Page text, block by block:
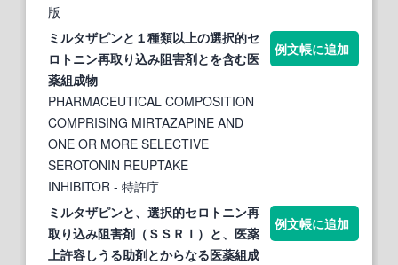
版
ミルタザピンと１種類以上の選択的セ
ロトニン再取り込み阻害剤とを含む医
薬組成物
PHARMACEUTICAL COMPOSITION
COMPRISING MIRTAZAPINE AND
ONE OR MORE SELECTIVE
SEROTONIN REUPTAKE
INHIBITOR - 特許庁
例文帳に追加
ミルタザピンと、 選択的セロトニン再
取り込み阻害剤（ＳＳＲＩ）と、医薬
上許容しうる助剤とからなる医薬組成
例文帳に追加